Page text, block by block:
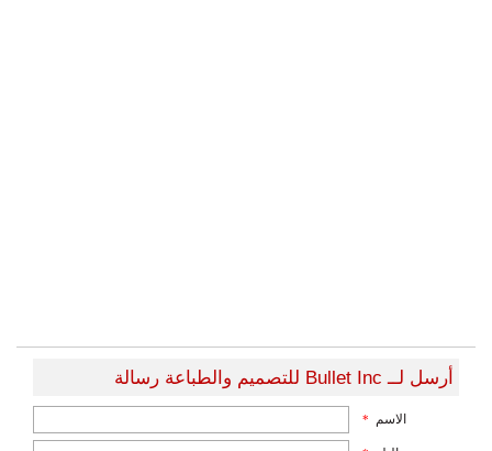
أرسل لــ Bullet Inc للتصميم والطباعة رسالة
الاسم *